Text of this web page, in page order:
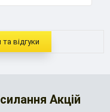
відгуки
Акцій